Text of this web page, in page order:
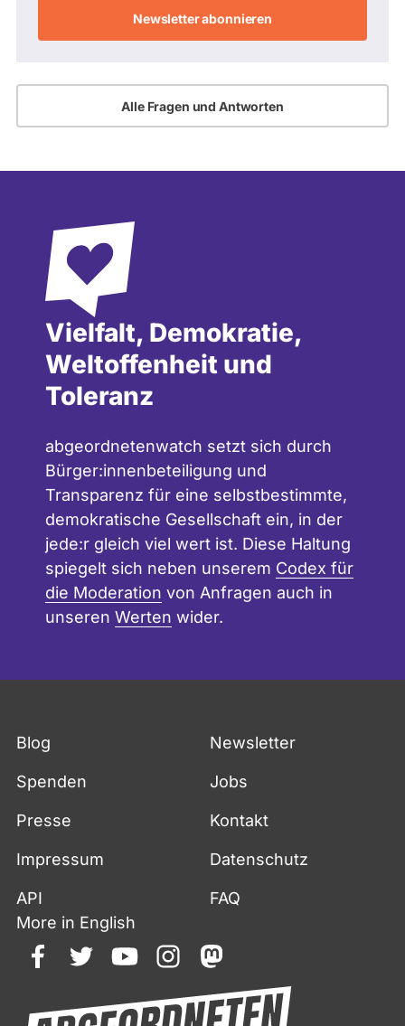
Alle Fragen und Antworten
Vielfalt, Demokratie,
Weltoffenheit und
Toleranz
abgeordnetenwatch setzt sich durch
Bürger:innenbeteiligung und
Transparenz für eine selbstbestimmte,
demokratische Gesellschaft ein, in der
jede:r gleich viel wert ist. Diese Haltung
spiegelt sich neben unserem Codex für
die Moderation von Anfragen auch in
unseren Werten wider.
Blog Newsletter
Spenden Jobs
Presse Kontakt
Impressum Datenschutz
API
FAQ
More in English
facebooktwitteryoutubeinstagrammastodon